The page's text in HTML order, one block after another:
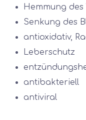
Hemmung
Senkung des
antioxidativ,
Leberschutz
antibakteriell
antiviral